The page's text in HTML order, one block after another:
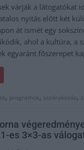
várják a látogatókat
nyitás előtt két
át ismét egy
ahol a kultúra, a
egyaránt főszerepet
, programok, sszórakozás,
es 3×3-as